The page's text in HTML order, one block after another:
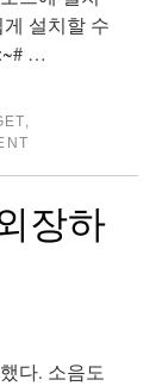
게 설치할 수
…
,
장하
다. 소음도